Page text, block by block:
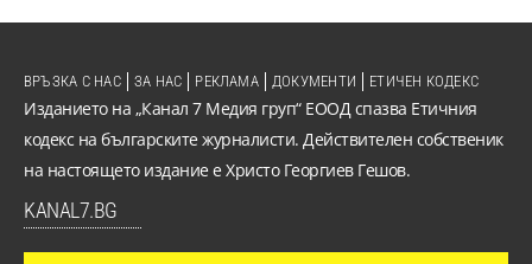
Изданието на „Канал 7 Медия груп“ ЕООД спазва Етичния
кодекс на българските журналисти. Действителен собственик
на настоящето издание е Христо Георгиев Гешов.
KANAL7.BG
ВРЪЗКА С НАС ЗА НАС РЕКЛАМА ДОКУМЕНТИ ЕТИЧЕН КОДЕКС